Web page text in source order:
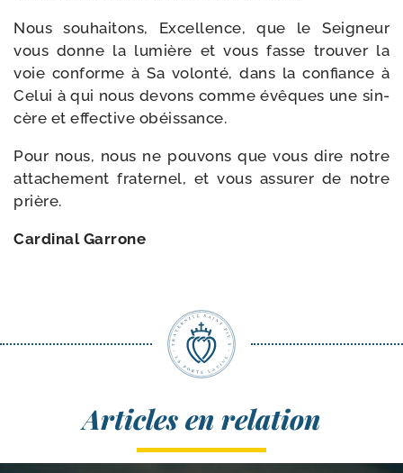
Nous sou­hai­tons, Excellence, que le Seigneur
vous donne la lumière et vous fasse trou­ver la
voie conforme à Sa volon­té, dans la confiance à
Celui à qui nous devons comme évêques une sin­
cère et effec­tive obéissance.
Pour nous, nous ne pou­vons que vous dire notre
atta­che­ment fra­ter­nel, et vous assu­rer de notre
prière.
Cardinal Garrone
Articles en relation